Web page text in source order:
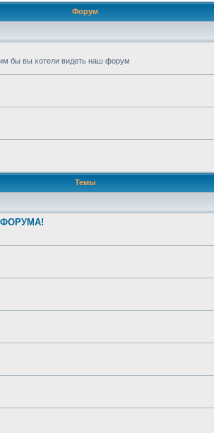
Форум
бы вы хотели видеть наш форум
Темы